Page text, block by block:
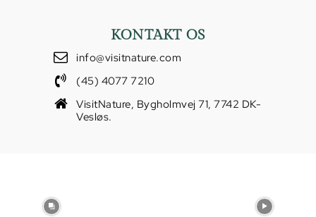
KONTAKT OS
info@visitnature.com
(45) 4077 7210
VisitNature, Bygholmvej 71, 7742 DK-
Vesløs.